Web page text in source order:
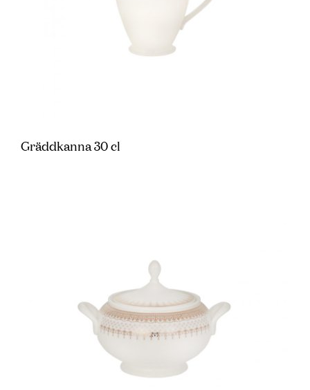
Gräddkanna 30 cl